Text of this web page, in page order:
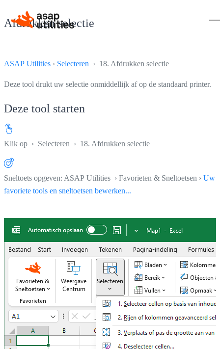
Afdrukken selectie
ASAP Utilities › Selecteren › 18. Afdrukken selectie
Deze tool drukt uw selectie onmiddellijk af op de standaard printer.
Deze tool starten
Klik op › Selecteren › 18. Afdrukken selectie
Sneltoets opgeven: ASAP Utilities › Favorieten & Sneltoetsen › Uw
favoriete tools en sneltoetsen bewerken...